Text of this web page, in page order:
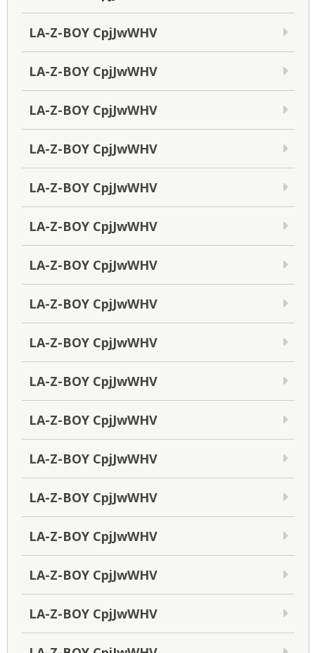
LA-Z-BOY CpjJwWHV
LA-Z-BOY CpjJwWHV
LA-Z-BOY CpjJwWHV
LA-Z-BOY CpjJwWHV
LA-Z-BOY CpjJwWHV
LA-Z-BOY CpjJwWHV
LA-Z-BOY CpjJwWHV
LA-Z-BOY CpjJwWHV
LA-Z-BOY CpjJwWHV
LA-Z-BOY CpjJwWHV
LA-Z-BOY CpjJwWHV
LA-Z-BOY CpjJwWHV
LA-Z-BOY CpjJwWHV
LA-Z-BOY CpjJwWHV
LA-Z-BOY CpjJwWHV
LA-Z-BOY CpjJwWHV